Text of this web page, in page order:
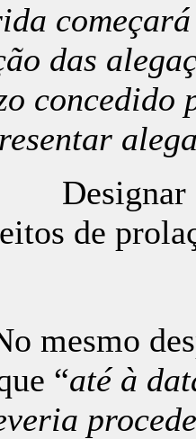
das
concedido
Designar o
de
“até à